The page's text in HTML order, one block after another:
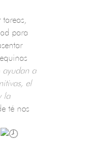
para
ayudan a
el
la
té nos